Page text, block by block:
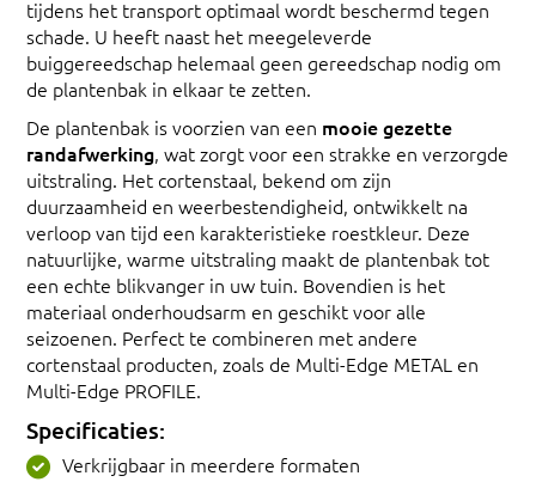
tijdens het transport optimaal wordt beschermd tegen
schade. U heeft naast het meegeleverde
buiggereedschap helemaal geen gereedschap nodig om
de plantenbak in elkaar te zetten.
De plantenbak is voorzien van een mooie gezette
randafwerking, wat zorgt voor een strakke en verzorgde
uitstraling. Het cortenstaal, bekend om zijn
duurzaamheid en weerbestendigheid, ontwikkelt na
verloop van tijd een karakteristieke roestkleur. Deze
natuurlijke, warme uitstraling maakt de plantenbak tot
een echte blikvanger in uw tuin. Bovendien is het
materiaal onderhoudsarm en geschikt voor alle
seizoenen. Perfect te combineren met andere
cortenstaal producten, zoals de Multi-Edge METAL en
Multi-Edge PROFILE.
Specificaties:
Verkrijgbaar in meerdere formaten